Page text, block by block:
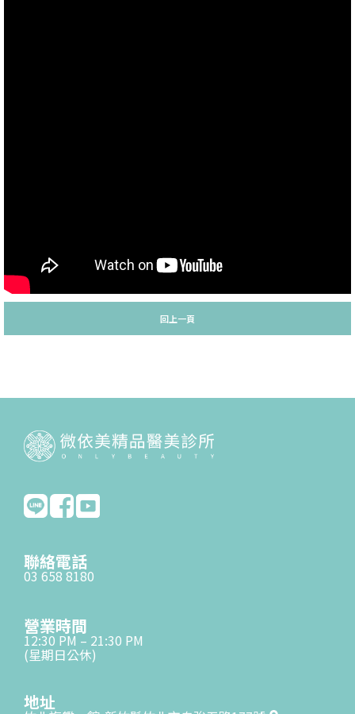
回上一頁
聯絡電話
03 658 8180
營業時間
12:30 PM – 21:30 PM
(星期日公休)
地址